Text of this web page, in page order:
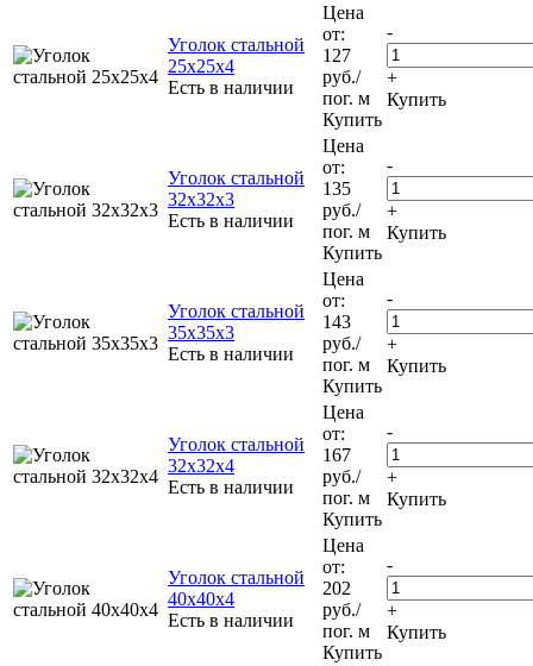
Уголок стальной
25х25х4
Есть в наличии
Цена
от:
127
руб./
пог. м
Купить
-
+
Купить
Уголок стальной
32х32х3
Есть в наличии
Цена
от:
135
руб./
пог. м
Купить
-
+
Купить
Уголок стальной
35х35х3
Есть в наличии
Цена
от:
143
руб./
пог. м
Купить
-
+
Купить
Уголок стальной
32х32х4
Есть в наличии
Цена
от:
167
руб./
пог. м
Купить
-
+
Купить
Уголок стальной
40х40х4
Есть в наличии
Цена
от:
202
руб./
пог. м
Купить
-
+
Купить